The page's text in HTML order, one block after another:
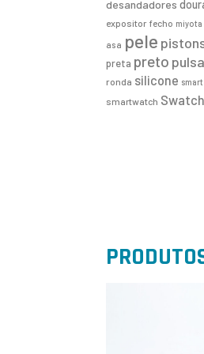
desandadores
expositor fecho miyota
asa pele
preta preto
ronda silicone
smartwatch Swatch